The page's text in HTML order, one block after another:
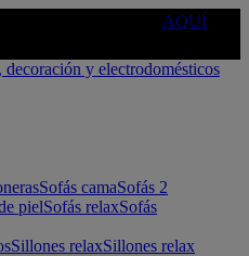
AQUÍ
Sofás camaSofás 2
pielSofás relaxSofás
Sillones relaxSillones relax